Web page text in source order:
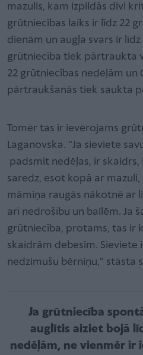
mazulis, kam izpildās divi
grūtniecības laiks ir līdz 22
dienām un augļa svars ir
grūtniecība tiek pārtraukta
22 grūtniecības nedēļām un
pārtraukšanās tiek saukta
Tomēr tas ir ievērojams
Laganovska. “Ja sieviete
padsmit nedēļas, ir skaidrs,
saredz, esot kopā ar mazuli,
māmiņa raugās nākotnē ar
arī nedrošību un bailēm. Ja
grūtniecība, protams, tas ir
skaidrām debesīm. Sieviete
nedzimušu bērniņu,” stāsta
Ja grūtniecība
auglītis aiziet bojā
nedēļām, ne vienmēr ir